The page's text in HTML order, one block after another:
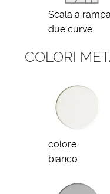
Scala a
due curve
COLORI
colore
bianco